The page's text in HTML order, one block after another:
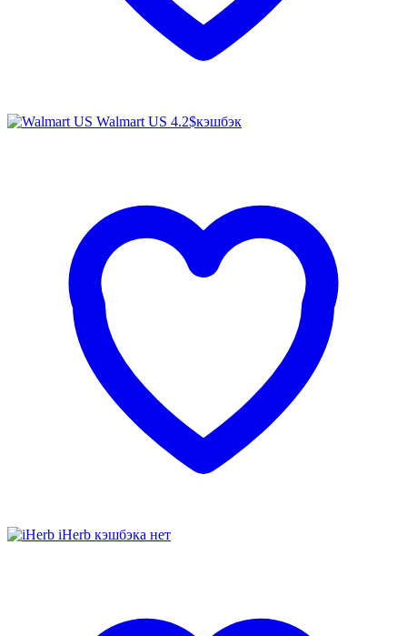
Walmart US 4.2$кэшбэк
iHerb кэшбэка нет